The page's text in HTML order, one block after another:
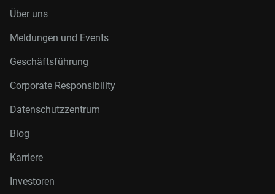
Über uns
Meldungen und Events
Geschäftsführung
Corporate Responsibility
Datenschutzzentrum
Blog
Karriere
Investoren